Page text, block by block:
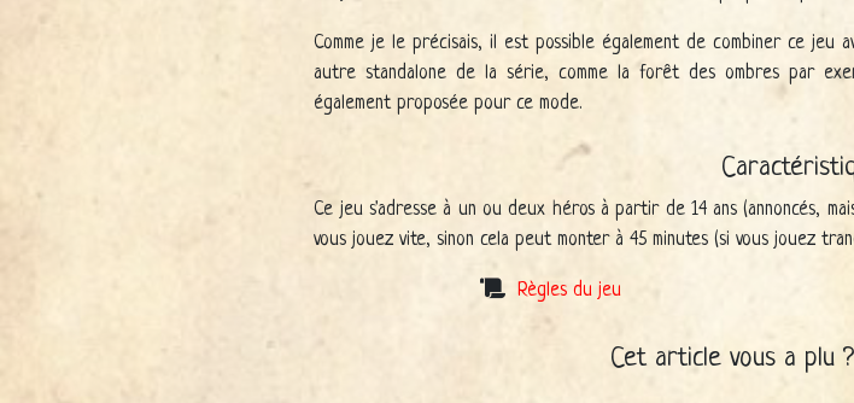
Comme je le précisais, il est possible également de combiner ce
autre standalone de la série, comme la forêt des ombres par
également proposée pour ce mode.
Ce jeu s'adresse à un ou deux héros à partir de 14 ans (annoncés,
vous jouez vite, sinon cela peut monter à 45 minutes (si vous jouez
Règles du jeu
Cet article vous a plu